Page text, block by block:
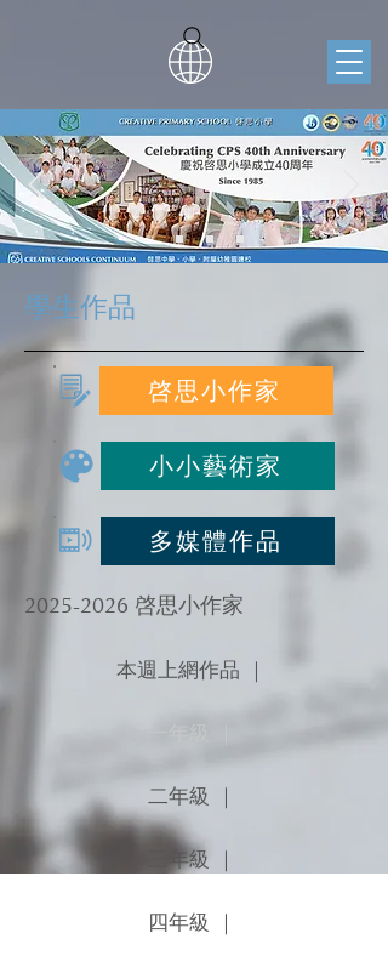
學生作品
啓思小作家
小小藝術家
多媒體作品
2025-2026 啓思小作家
本週上網作品 ｜
二年級 ｜
三年級 ｜
四年級 ｜